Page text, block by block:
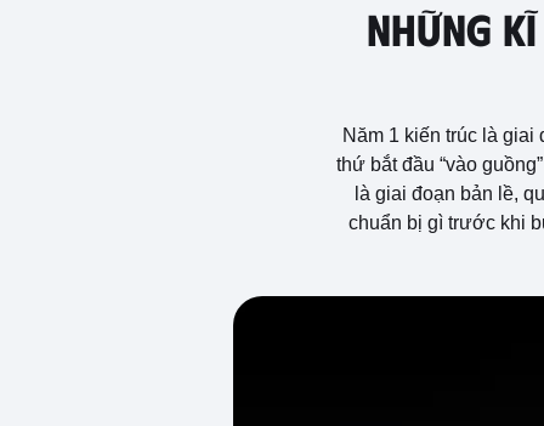
NHỮNG
Năm 1 kiến trúc là
thứ bắt đầu “vào
là giai đoạn bản lề,
chuẩn bị gì trước khi